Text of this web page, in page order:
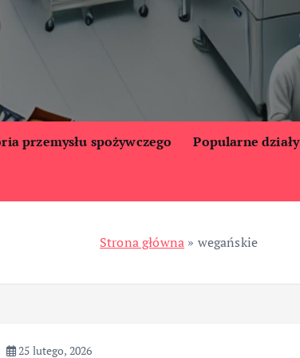
przemysłu spożywczego Popularne działy
Strona główna » wegańskie
25 lutego, 2026